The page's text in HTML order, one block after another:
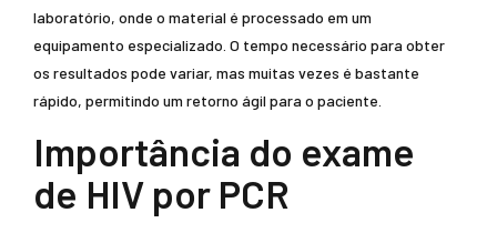
laboratório, onde o material é processado em um
equipamento especializado. O tempo necessário para obter
os resultados pode variar, mas muitas vezes é bastante
rápido, permitindo um retorno ágil para o paciente.
Importância do exame
de HIV por PCR